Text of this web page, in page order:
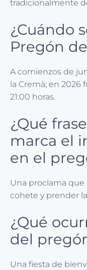
tradicionalmente
¿Cuándo
Pregón
A comienzos de
la Cremà; en 2026
21:00 horas.
¿Qué
marca el
en el
Una proclama que
cohete y prender
¿Qué
del
Una fiesta de